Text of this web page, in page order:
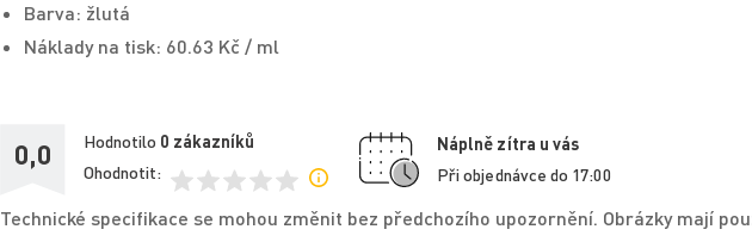
Barva: žlutá
Náklady na tisk: 60.63 Kč / ml
0,0 Hodnotilo 0 zákazníků
Ohodnotit:
Náplně zítra u vás
Při objednávce do 17:00
Technické specifikace se mohou změnit bez předchozího upozornění. Obrázky mají